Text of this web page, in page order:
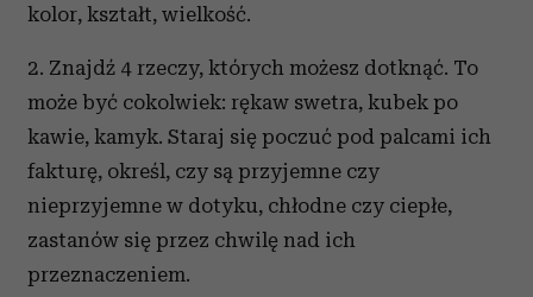
kolor, kształt, wielkość.
2. Znajdź 4 rzeczy, których możesz dotknąć. To
może być cokolwiek: rękaw swetra, kubek po
kawie, kamyk. Staraj się poczuć pod palcami ich
fakturę, określ, czy są przyjemne czy
nieprzyjemne w dotyku, chłodne czy ciepłe,
zastanów się przez chwilę nad ich
przeznaczeniem.